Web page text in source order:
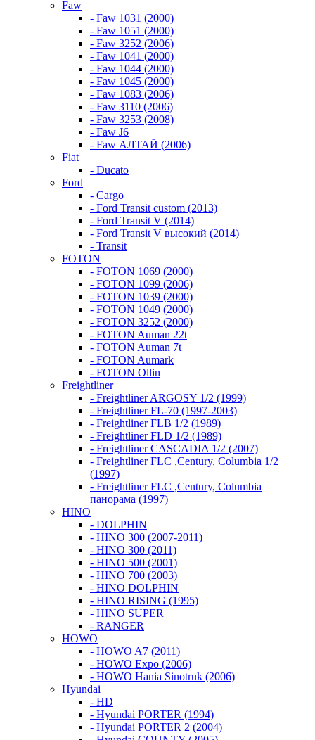
Faw
- Faw 1031 (2000)
- Faw 1051 (2000)
- Faw 3252 (2006)
- Faw 1041 (2000)
- Faw 1044 (2000)
- Faw 1045 (2000)
- Faw 1083 (2006)
- Faw 3110 (2006)
- Faw 3253 (2008)
- Faw J6
- Faw АЛТАЙ (2006)
Fiat
- Ducato
Ford
- Cargo
- Ford Transit custom (2013)
- Ford Transit V (2014)
- Ford Transit V высокий (2014)
- Transit
FOTON
- FOTON 1069 (2000)
- FOTON 1099 (2006)
- FOTON 1039 (2000)
- FOTON 1049 (2000)
- FOTON 3252 (2000)
- FOTON Auman 22t
- FOTON Auman 7t
- FOTON Aumark
- FOTON Ollin
Freightliner
- Freightliner ARGOSY 1/2 (1999)
- Freightliner FL-70 (1997-2003)
- Freightliner FLB 1/2 (1989)
- Freightliner FLD 1/2 (1989)
- Freightliner CASCADIA 1/2 (2007)
- Freightliner FLC ,Century, Columbia 1/2
(1997)
- Freightliner FLC ,Century, Columbia
панорама (1997)
HINO
- DOLPHIN
- HINO 300 (2007-2011)
- HINO 300 (2011)
- HINO 500 (2001)
- HINO 700 (2003)
- HINO DOLPHIN
- HINO RISING (1995)
- HINO SUPER
- RANGER
HOWO
- HOWO A7 (2011)
- HOWO Expo (2006)
- HOWO Hania Sinotruk (2006)
Hyundai
- HD
- Hyundai PORTER (1994)
- Hyundai PORTER 2 (2004)